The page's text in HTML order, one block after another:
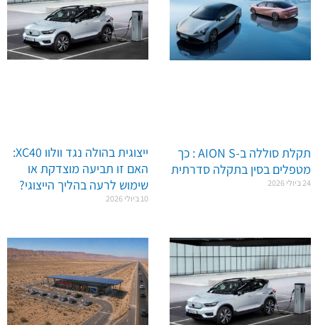
תקלת סוללה ב-AION S : כך
מטפלים בסין בתקלה סדרתית
24 ביולי 2026
ייצוגית בהולה נגד וולוו XC40:
האם זו תביעה מוצדקת או
שימוש לרעה בהליך הייצוגי?
10 ביולי 2026